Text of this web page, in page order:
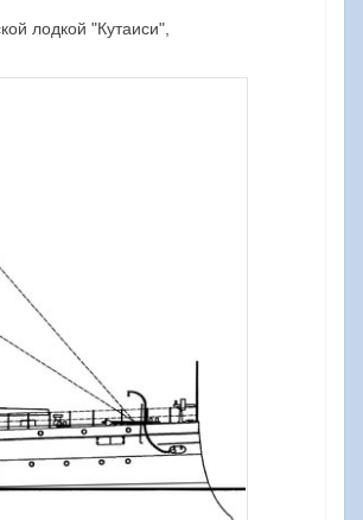
лодкой "Кутаиси",